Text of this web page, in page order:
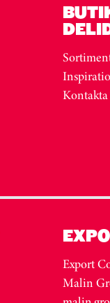
Kontakta
Export
Malin